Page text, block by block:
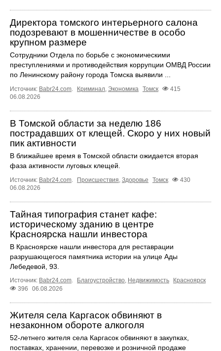
Директора томского интерьерного салона
подозревают в мошенничестве в особо
крупном размере
Сотрудники Отдела по борьбе с экономическими
преступлениями и противодействия коррупции ОМВД России
по Ленинскому району города Томска выявили ...
Источник: Babr24.com. Криминал, Экономика Томск
415
06.08.2026
В Томской области за неделю 186
пострадавших от клещей. Скоро у них новый
пик активности
В ближайшее время в Томской области ожидается вторая
фаза активности луговых клещей.
Источник: Babr24.com. Происшествия, Здоровье Томск
430
06.08.2026
Тайная типография станет кафе:
историческому зданию в центре
Красноярска нашли инвестора
В Красноярске нашли инвестора для реставрации
разрушающегося памятника истории на улице Ады
Лебедевой, 93.
Источник: Babr24.com. Благоустройство, Недвижимость
Красноярск
396
06.08.2026
Жителя села Каргасок обвиняют в
незаконном обороте алкоголя
52-летнего жителя села Каргасок обвиняют в закупках,
поставках, хранении, перевозке и розничной продаже